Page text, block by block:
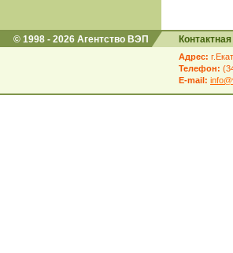
© 1998 - 2026 Агентство ВЭП
Адрес:
Телефон:
E-mail: